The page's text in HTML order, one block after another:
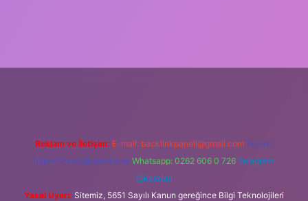
Reklam ve İletişim: E-mail: backlinkpaneli@gmail.com Teams:
forumhizmeti@gmail.com Whatsapp: 0262 606 0 726 Telegram:
@karabul
Yasal Uyarı: Sitemiz, 5651 Sayılı Kanun gereğince Bilgi Teknolojileri